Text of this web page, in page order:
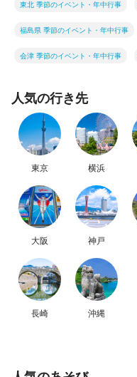
東北 季節のイベント・年中行事
福島県 季節のイベント・年中行事
会津 季節のイベント・年中行事
人気の行き先
東京 横浜
大阪 神戸
長崎 沖縄